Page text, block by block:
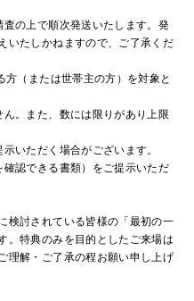
の上で順次発送いたします。発
いたしかねますので、ご了承くだ
（または世帯主の方）を対象と
。また、数には限りがあり上限
いただく場合がございます。
認できる書類）をご提示いただ
検討されている皆様の「最初の一
。特典のみを目的としたご来場は
理解・ご了承の程お願い申し上げ